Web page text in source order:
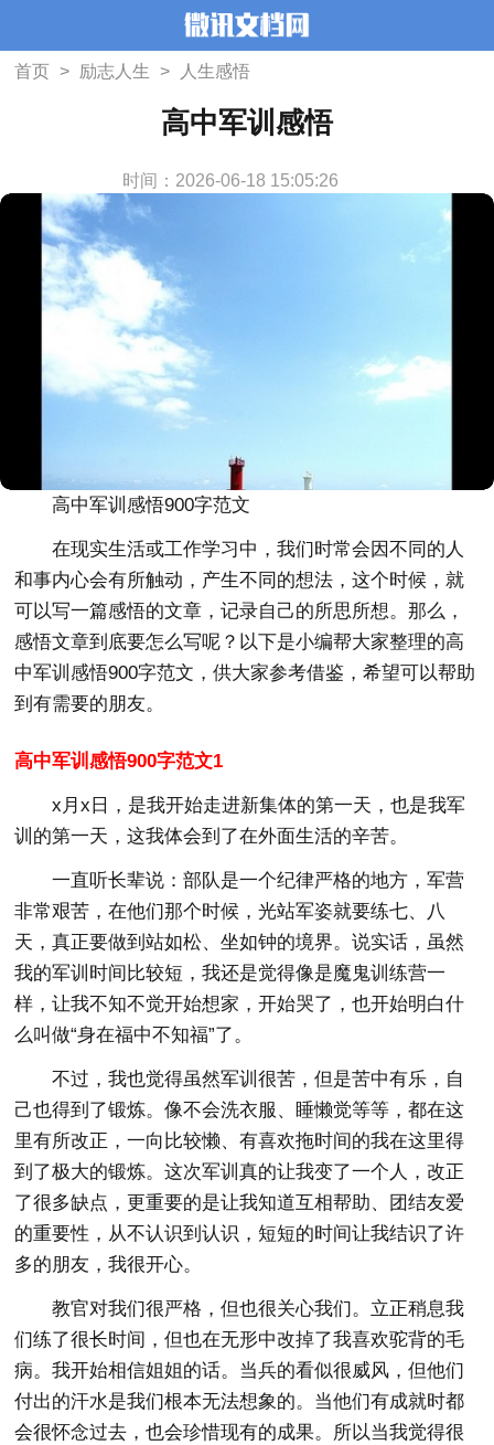
首页 > 励志人生 > 人生感悟
高中军训感悟
时间：2026-06-18 15:05:26
高中军训感悟900字范文
在现实生活或工作学习中，我们时常会因不同的人
和事内心会有所触动，产生不同的想法，这个时候，就
可以写一篇感悟的文章，记录自己的所思所想。那么，
感悟文章到底要怎么写呢？以下是小编帮大家整理的高
中军训感悟900字范文，供大家参考借鉴，希望可以帮助
到有需要的朋友。
高中军训感悟900字范文1
x月x日，是我开始走进新集体的第一天，也是我军
训的第一天，这我体会到了在外面生活的辛苦。
一直听长辈说：部队是一个纪律严格的地方，军营
非常艰苦，在他们那个时候，光站军姿就要练七、八
天，真正要做到站如松、坐如钟的境界。说实话，虽然
我的军训时间比较短，我还是觉得像是魔鬼训练营一
样，让我不知不觉开始想家，开始哭了，也开始明白什
么叫做“身在福中不知福”了。
不过，我也觉得虽然军训很苦，但是苦中有乐，自
己也得到了锻炼。像不会洗衣服、睡懒觉等等，都在这
里有所改正，一向比较懒、有喜欢拖时间的我在这里得
到了极大的锻炼。这次军训真的让我变了一个人，改正
了很多缺点，更重要的是让我知道互相帮助、团结友爱
的重要性，从不认识到认识，短短的时间让我结识了许
多的朋友，我很开心。
教官对我们很严格，但也很关心我们。立正稍息我
们练了很长时间，但也在无形中改掉了我喜欢驼背的毛
病。我开始相信姐姐的话。当兵的看似很威风，但他们
付出的汗水是我们根本无法想象的。当他们有成就时都
会很怀念过去，也会珍惜现有的成果。所以当我觉得很